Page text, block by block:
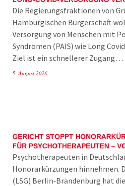
Die Regierungsfraktionen von
Hamburgischen Bürgerschaft
Versorgung von Menschen mit
Syndromen (PAIS) wie Long
Ziel ist ein schnellerer Zugang…
5. August 2026
GERICHT STOPPT
FÜR PSYCHOTHERAPEUTEN –
Psychotherapeuten in
Honorarkürzungen hinnehmen.
(LSG) Berlin-Brandenburg hat